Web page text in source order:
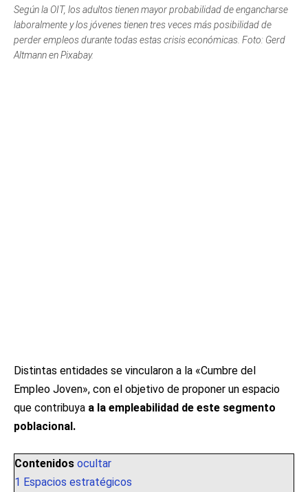
Según la OIT, los adultos tienen mayor probabilidad de engancharse
laboralmente y los jóvenes tienen tres veces más posibilidad de
perder empleos durante todas estas crisis económicas. Foto: Gerd
Altmann en Pixabay.
Distintas entidades se vincularon a la «Cumbre del
Empleo Joven», con el objetivo de proponer un espacio
que contribuya a la empleabilidad de este segmento
poblacional.
Contenidos ocultar
1 Espacios estratégicos